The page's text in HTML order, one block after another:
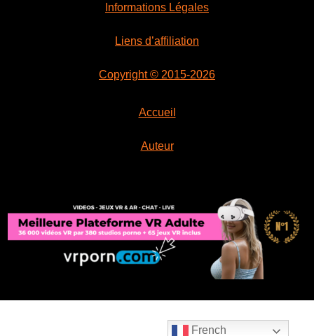
Informations Légales
Liens d’affiliation
Copyright © 2015-2026
Accueil
Auteur
French